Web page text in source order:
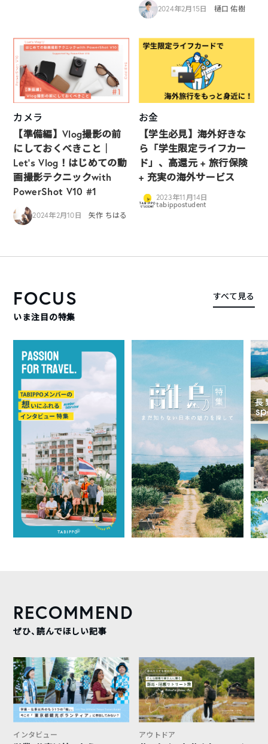
2024年2月15日 樋口 佑樹
カメラ
【準備編】Vlog撮影の前
にしておくべきこと｜
Let’s Vlog！はじめての動
画撮影テクニックwith
PowerShot V10 #1
2024年2月10日 矢作 ちはる
お金
【学生必見】海外好きな
ら「学生限定ライフカー
ド」、高還元 + 旅行保険
+ 充実の海外サービス
2023年11月14日
tabippostudent
FOCUS
いま注目の特集
すべて見る
RECOMMEND
ぜひ、読んでほしい記事
インタビュー アウトドア